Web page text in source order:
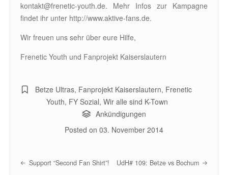
kontakt@frenetic-youth.de. Mehr Infos zur Kampagne
findet ihr unter http://www.aktive-fans.de.
Wir freuen uns sehr über eure Hilfe,
Frenetic Youth und Fanprojekt Kaiserslautern
Betze Ultras, Fanprojekt Kaiserslautern, Frenetic
Youth, FY Sozial, Wir alle sind K-Town
Ankündigungen
Posted on 03. November 2014
Post navigation
Support “Second Fan Shirt”! UdH# 109: Betze vs Bochum